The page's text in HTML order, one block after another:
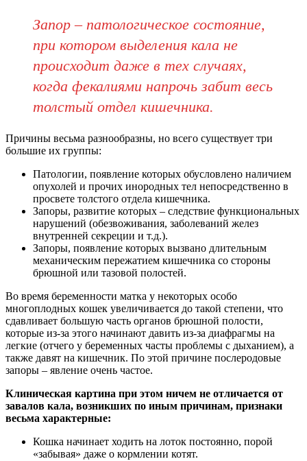
Запор – патологическое состояние,
при котором выделения кала не
происходит даже в тех случаях,
когда фекалиями напрочь забит весь
толстый отдел кишечника.
Причины весьма разнообразны, но всего существует три
большие их группы:
Патологии, появление которых обусловлено наличием
опухолей и прочих инородных тел непосредственно в
просвете толстого отдела кишечника.
Запоры, развитие которых – следствие функциональных
нарушений (обезвоживания, заболеваний желез
внутренней секреции и т.д.).
Запоры, появление которых вызвано длительным
механическим пережатием кишечника со стороны
брюшной или тазовой полостей.
Во время беременности матка у некоторых особо
многоплодных кошек увеличивается до такой степени, что
сдавливает большую часть органов брюшной полости,
которые из-за этого начинают давить из-за диафрагмы на
легкие (отчего у беременных часты проблемы с дыханием), а
также давят на кишечник. По этой причине послеродовые
запоры – явление очень частое.
Клиническая картина при этом ничем не отличается от
завалов кала, возникших по иным причинам, признаки
весьма характерные:
Кошка начинает ходить на лоток постоянно, порой
«забывая» даже о кормлении котят.